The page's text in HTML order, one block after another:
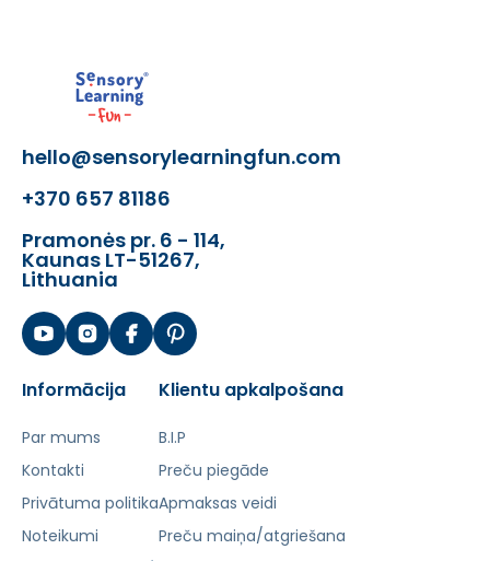
hello@sensorylearningfun.com
+370 657 81186
Pramonės pr. 6 - 114,
Kaunas LT-51267,
Lithuania
Informācija
Par mums
Kontakti
Privātuma politika
Noteikumi
Klientu apkalpošana
B.I.P
Preču piegāde
Apmaksas veidi
Preču maiņa/atgriešana